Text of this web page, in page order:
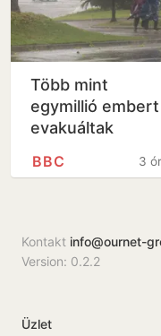
Több mint
egymillió embert
evakuáltak
tájfun miatt –
3
BBC
Kontakt info@ournet-
Version: 0.2.2
Üzlet